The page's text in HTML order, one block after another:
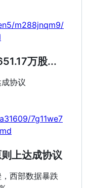
m288jnqm9/
万股...
协议
7g11we7
上达成协议
西部数据暴跌